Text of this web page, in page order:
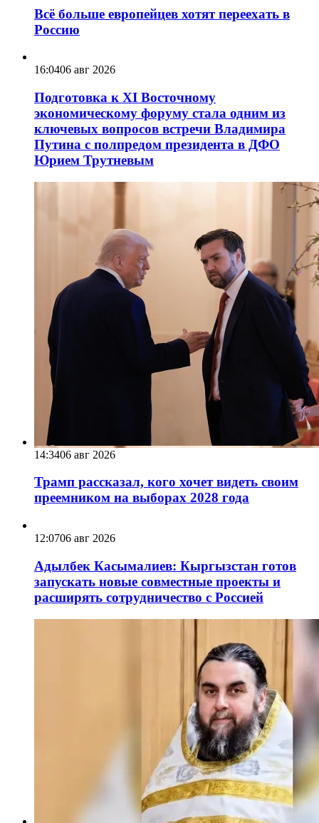
Всё больше европейцев хотят переехать в
Россию
16:0406 авг 2026
Подготовка к XI Восточному
экономическому форуму стала одним из
ключевых вопросов встречи Владимира
Путина с полпредом президента в ДФО
Юрием Трутневым
14:3406 авг 2026
Трамп рассказал, кого хочет видеть своим
преемником на выборах 2028 года
12:0706 авг 2026
Адылбек Касымалиев: Кыргызстан готов
запускать новые совместные проекты и
расширять сотрудничество с Россией